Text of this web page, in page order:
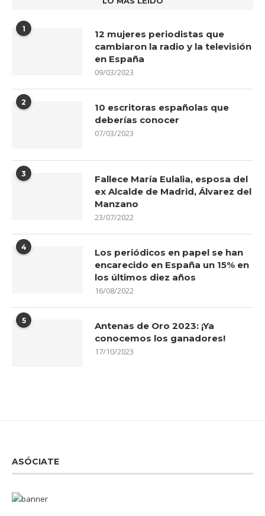
1
12 mujeres periodistas que
cambiaron la radio y la televisión
en España
09/03/2023
2
10 escritoras españolas que
deberías conocer
07/03/2023
3
Fallece María Eulalia, esposa del
ex Alcalde de Madrid, Álvarez del
Manzano
23/07/2022
4
Los periódicos en papel se han
encarecido en España un 15% en
los últimos diez años
16/08/2022
5
Antenas de Oro 2023: ¡Ya
conocemos los ganadores!
17/10/2023
ASÓCIATE